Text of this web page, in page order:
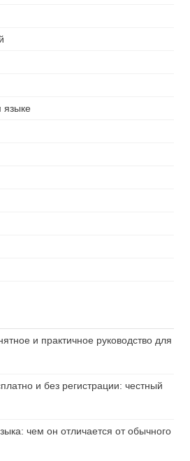
языке
и практичное руководство для
и без регистрации: честный
чем он отличается от обычного